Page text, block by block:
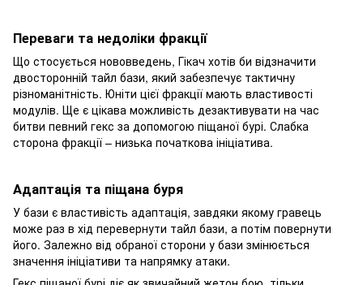
Переваги та недоліки фракції
Що стосується нововведень, Гікач хотів би відзначити
двосторонній тайл бази, який забезпечує тактичну
різноманітність. Юніти цієї фракції мають властивості
модулів. Ще є цікава можливість дезактивувати на час
битви певний гекс за допомогою піщаної бурі. Слабка
сторона фракції – низька початкова ініціатива.
Адаптація та піщана буря
У бази є властивість адаптація, завдяки якому гравець
може раз в хід перевернути тайл бази, а потім повернути
його. Залежно від обраної сторони у бази змінюється
значення ініціативи та напрямку атаки.